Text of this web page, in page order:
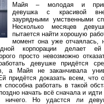
Майя – молодая и
девушка с красивой
заурядными умственными
Несколько месяцев
пытается найти хорошую
момент она уже отчаялась,
корпорации делает ей
просто невозможно
девушке придётся
а Майя не заканчивала
придётся доказать всем, что
работать в такой
начать всё сначала и идти
Но удастся ли